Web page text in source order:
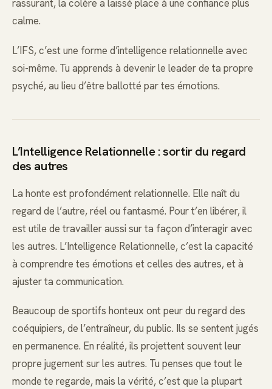
rassurant, la colère a laissé place à une confiance plus
calme.
L’IFS, c’est une forme d’intelligence relationnelle avec
soi-même. Tu apprends à devenir le leader de ta propre
psyché, au lieu d’être ballotté par tes émotions.
L’Intelligence Relationnelle : sortir du regard
des autres
La honte est profondément relationnelle. Elle naît du
regard de l’autre, réel ou fantasmé. Pour t’en libérer, il
est utile de travailler aussi sur ta façon d’interagir avec
les autres. L’Intelligence Relationnelle, c’est la capacité
à comprendre tes émotions et celles des autres, et à
ajuster ta communication.
Beaucoup de sportifs honteux ont peur du regard des
coéquipiers, de l’entraîneur, du public. Ils se sentent jugés
en permanence. En réalité, ils projettent souvent leur
propre jugement sur les autres. Tu penses que tout le
monde te regarde, mais la vérité, c’est que la plupart